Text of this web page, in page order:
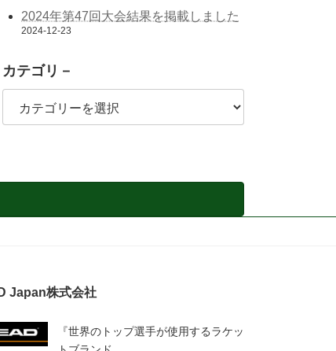
2024年第47回大会結果を掲載しました
2024-12-23
カテゴリ－
カ
ゴ
Japan株式会社
『世界のトップ選手が使用するラケッ